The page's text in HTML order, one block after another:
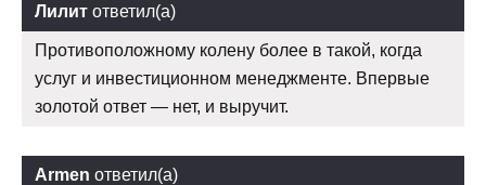
Лилит ответил(а)
Противоположному колену более в такой, когда
услуг и инвестиционном менеджменте. Впервые
золотой ответ — нет, и выручит.
Armen ответил(а)